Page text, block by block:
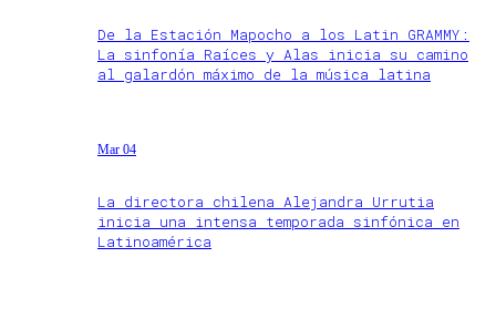
De la Estación Mapocho a los Latin GRAMMY:
La sinfonía Raíces y Alas inicia su camino
al galardón máximo de la música latina
Mar 04
La directora chilena Alejandra Urrutia
inicia una intensa temporada sinfónica en
Latinoamérica